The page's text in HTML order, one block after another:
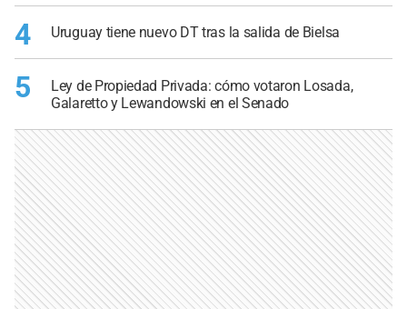
4 Uruguay tiene nuevo DT tras la salida de Bielsa
5
Ley de Propiedad Privada: cómo votaron Losada,
Galaretto y Lewandowski en el Senado